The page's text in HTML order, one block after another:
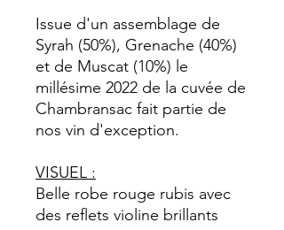
Issue d'un assemblage de
Syrah (50%), Grenache (40%)
et de Muscat (10%) le
millésime 2022 de la cuvée de
Chambransac fait partie de
nos vin d'exception.
VISUEL :
Belle robe rouge rubis avec
des reflets violine brillants